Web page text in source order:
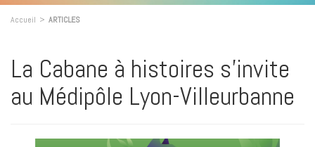
Accueil > ARTICLES
La Cabane à histoires s’invite
au Médipôle Lyon-Villeurbanne